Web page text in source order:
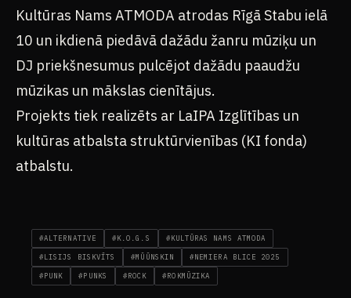
Kultūras Nams ATMODA atrodas Rīgā Stabu ielā
10 un ikdienā piedāvā dažādu žanru mūziķu un
DJ priekšnesumus pulcējot dažādu paaudžu
mūzikas un mākslas cienītājus.
Projekts tiek realizēts ar LaIPA Izglītības un
kultūras atbalsta struktūrvienības (KI fonda)
atbalstu.
#ALTERNATIVE #K.O.G.S #KULTŪRAS NAMS ATMODA
#LISIJS BISKVĪTS #MŪŪNSKIN #NEMIERA BLICE 2025
#PUNK #PUNKS #ROCK #ROKMŪZIKA